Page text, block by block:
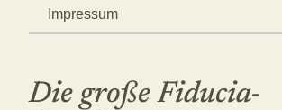
Impressum
Die große Fiducia-